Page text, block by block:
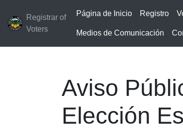
Registrar of
Voters
Página de Inicio Registro
Medios de Comunicación
Aviso
Elección